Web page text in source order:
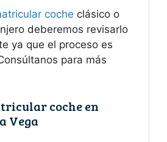
coche clásico o
deberemos revisarlo
ya que el proceso es
para más
coche en
Vega